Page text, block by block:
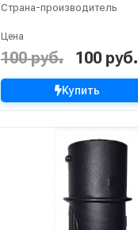
Страна-производитель
Цена
100 руб. 100 руб.
Купить